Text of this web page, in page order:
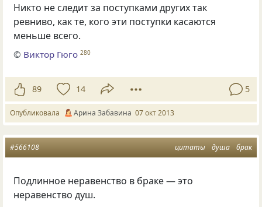
Никто не следит за поступками других так
ревниво, как те, кого эти поступки касаются
меньше всего.
© Виктор Гюго 280
89 14 5
Опубликовала Арина Забавина 07 окт 2013
цитаты душа брак
#566108
Подлинное неравенство в браке — это
неравенство душ.